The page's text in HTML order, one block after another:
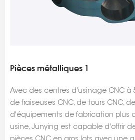
Pièces métalliques 1
Avec des centres d'usinage CNC à
de fraiseuses CNC, de tours CNC,
d'équipements de fabrication plus
usine, Junying est capable d'offrir